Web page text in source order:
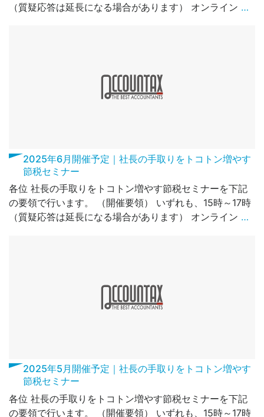
（質疑応答は延長になる場合があります） オンライン …
2025年6月開催予定｜社長の手取りをトコトン増やす
節税セミナー
各位 社長の手取りをトコトン増やす節税セミナーを下記
の要領で行います。 （開催要領） いずれも、15時～17時
（質疑応答は延長になる場合があります） オンライン …
2025年5月開催予定｜社長の手取りをトコトン増やす
節税セミナー
各位 社長の手取りをトコトン増やす節税セミナーを下記
の要領で行います。 （開催要領） いずれも、15時～17時